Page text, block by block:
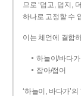
므로 ‘덥고, 덥지,
하나로 고정할 수
이는 체언에 결합
하늘이/바다가
잡아/접어
‘하늘이, 바다가’